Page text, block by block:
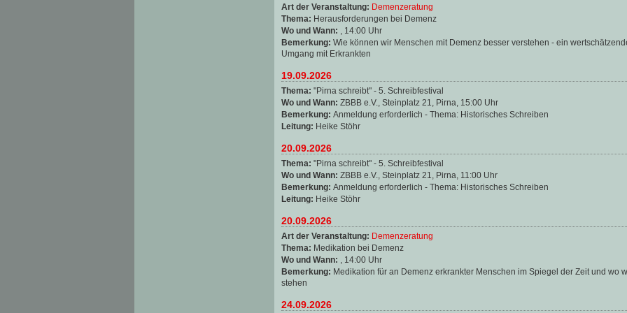
Art der Veranstaltung: Demenzeratung
Thema: Herausforderungen bei Demenz
Wo und Wann:
, 14:00 Uhr
Bemerkung: Wie können wir Menschen mit Demenz besser verstehen - ein
Umgang mit Erkrankten
19.09.2026
Thema: "Pirna schreibt" - 5. Schreibfestival
Wo und Wann: ZBBB e.V., Steinplatz 21, Pirna, 15:00 Uhr
Bemerkung: Anmeldung erforderlich - Thema: Historisches Schreiben
Leitung: Heike Stöhr
20.09.2026
Thema: "Pirna schreibt" - 5. Schreibfestival
Wo und Wann: ZBBB e.V., Steinplatz 21, Pirna, 11:00 Uhr
Bemerkung: Anmeldung erforderlich - Thema: Historisches Schreiben
Leitung: Heike Stöhr
20.09.2026
Art der Veranstaltung: Demenzeratung
Thema: Medikation bei Demenz
Wo und Wann:
, 14:00 Uhr
Bemerkung: Medikation für an Demenz erkrankter Menschen im Spiegel der Zeit und wo
stehen
24.09.2026